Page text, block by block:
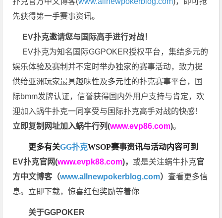
先获得第一手赛事资讯。
EV扑克邀请您与国际高手进行对战！
EV扑克为知名国际GGPOKER授权平台，集结多元的
娱乐体验及赛制并不定时举办独家的赛事活动，致力提
供给亚洲玩家最具趣味性及多元性的扑克赛事平台，国
际bmm发牌认证，信誉获得国内外用户支持与肯定，欢
迎加入蜗牛扑克一同享受与国际扑克高手对战的快感！
立即复制网址加入蜗牛行列(www.evp86.com)。
更多有关GG扑克WSOP赛事资讯与活动内容可到
EV扑克官网(www.evpk88.com)， 或是关注蜗牛扑克官
方中文博客（www.allnewpokerblog.com）查看更多信
息。立即下载，惊喜红包奖励等着你
关于GGPOKER